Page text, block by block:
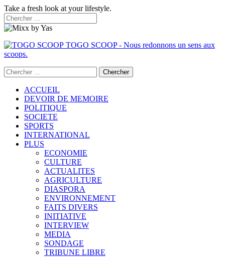
Take a fresh look at your lifestyle.
TOGO SCOOP - Nous redonnons un sens aux
scoops.
ACCUEIL
DEVOIR DE MEMOIRE
POLITIQUE
SOCIETE
SPORTS
INTERNATIONAL
PLUS
ECONOMIE
CULTURE
ACTUALITES
AGRICULTURE
DIASPORA
ENVIRONNEMENT
FAITS DIVERS
INITIATIVE
INTERVIEW
MEDIA
SONDAGE
TRIBUNE LIBRE